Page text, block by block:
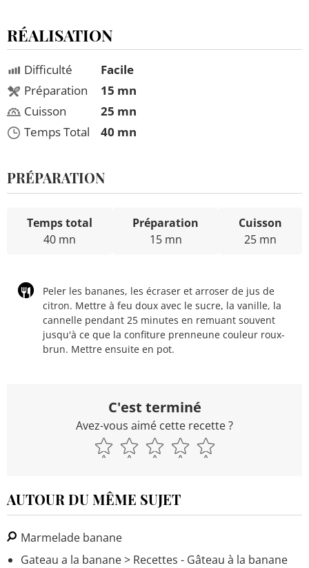
RÉALISATION
Difficulté
Préparation
Cuisson
Temps Total
Facile
15 mn
25 mn
40 mn
PRÉPARATION
Temps total
40 mn
Préparation
15 mn
Cuisson
25 mn
Peler les bananes, les écraser et arroser de jus de
citron. Mettre à feu doux avec le sucre, la vanille, la
cannelle pendant 25 minutes en remuant souvent
jusqu'à ce que la confiture prenneune couleur roux-
brun. Mettre ensuite en pot.
C'est terminé
Avez-vous aimé cette recette ?
AUTOUR DU MÊME SUJET
Marmelade banane
Gateau a la banane> Recettes - Gâteau à la banane